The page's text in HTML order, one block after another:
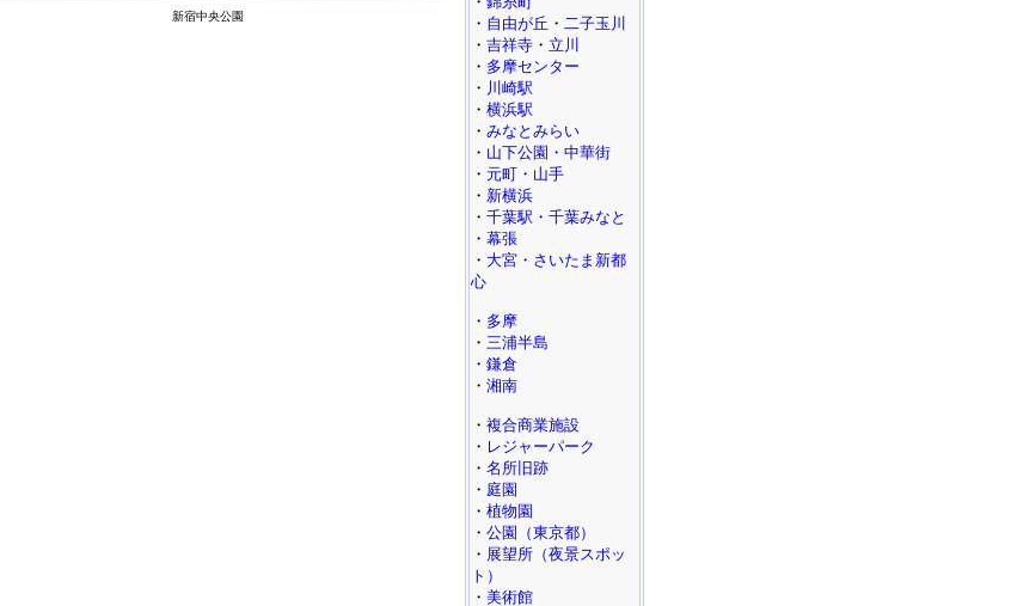
新宿中央公園
・ 自由が丘 ・ 二子玉川
・ 吉祥寺 ・ 立川
・ 多摩センター
・ 川崎駅
・ 横浜駅
・ みなとみらい
・ 山下公園・中華街
・ 元町・山手
・ 新横浜
・ 千葉駅・千葉みなと
・ 幕張
・ 大宮・さいたま新都
心
・ 多摩
・ 三浦半島
・ 鎌倉
・ 湘南
・ 複合商業施設
・ レジャーパーク
・ 名所旧跡
・ 庭園
・ 植物園
・ 公園（東京都）
・ 展望所（夜景スポッ
ト）
・ 美術館